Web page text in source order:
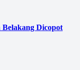
Dicopot